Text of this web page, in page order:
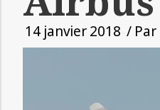
14 janvier 2018 / Par